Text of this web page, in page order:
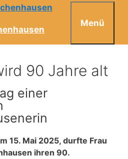
Menü
90 Jahre alt
einer
15. Mai 2025, durfte Frau
ihren 90.